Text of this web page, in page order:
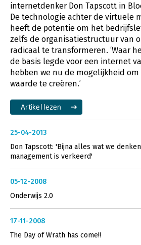
internetdenker Don Tapscott in
De technologie achter de virtuele
heeft de potentie om het
zelfs de organisatiestructuur van
radicaal te transformeren. ‘Waar
de basis legde voor een internet
hebben we nu de mogelijkheid
waarde te creëren.’
Artikel lezen
25-04-2013
Don Tapscott: 'Bijna alles wat we
management is verkeerd'
05-12-2008
Onderwijs 2.0
17-11-2008
The Day of Wrath has come!!